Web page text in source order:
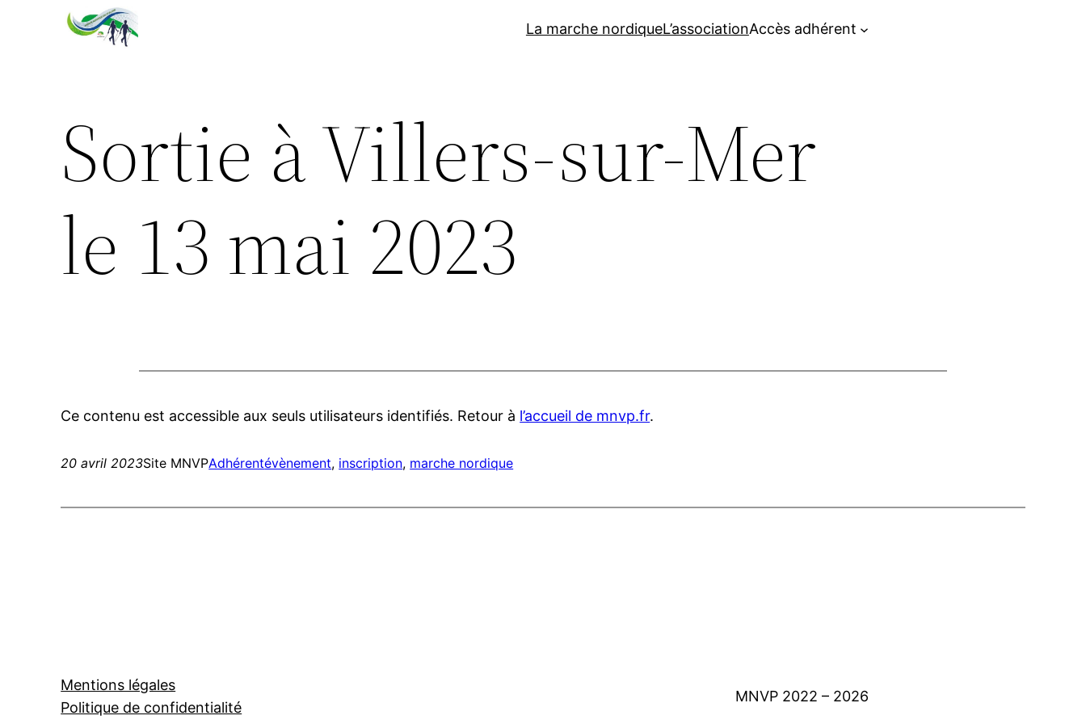
La marche nordiqueL’associationAccès adhérent
Sortie à Villers-sur-Mer
le 13 mai 2023
Ce contenu est accessible aux seuls utilisateurs identifiés. Retour à l’accueil de mnvp.fr.
20 avril 2023Site MNVPAdhérentévènement, inscription, marche nordique
Mentions légales
Politique de confidentialité
MNVP 2022 – 2026